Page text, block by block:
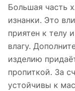
Большая часть
изнанки. Это
приятен к телу
влагу.
изделию
пропиткой. За
устойчивы к